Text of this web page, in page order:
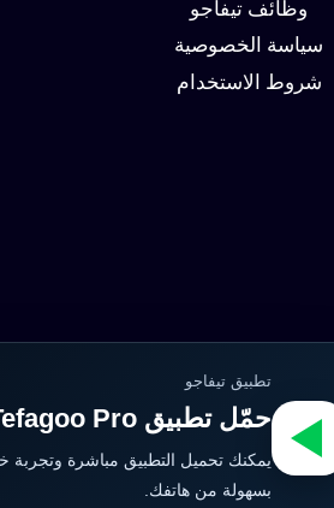
وظائف تيفاجو
سياسة الخصوصية
شروط الاستخدام
تطبيق تيفاجو
حمّل تطبيق Tefagoo Pro الآن
يمكنك تحميل التطبيق مباشرة وتجربة
بسهولة من هاتفك.